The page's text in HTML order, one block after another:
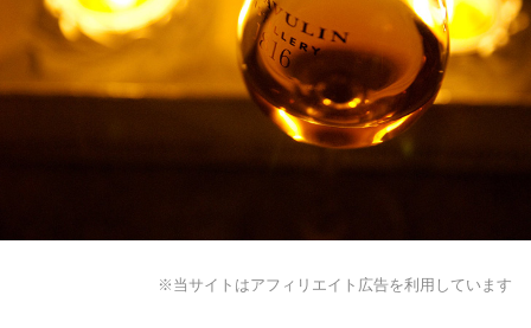
※当サイトはアフィリエイト広告を利用しています